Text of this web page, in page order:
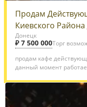
Продам
Киевского
Донецк
₽ 7 500 000Торг
продам кафе
данный момент